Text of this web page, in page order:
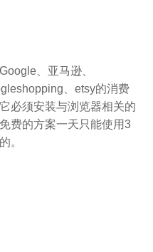
、亚马逊、
、etsy的消费
必须安装与浏览器相关的
费的方案一天只能使用3
。